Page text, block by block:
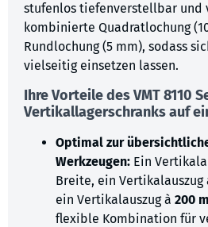
stufenlos tiefenverstellbar und
kombinierte Quadratlochung
Rundlochung (5 mm), sodass
vielseitig einsetzen lassen.
Ihre Vorteile des VMT 8110
Vertikallagerschranks auf
Optimal zur
Werkzeugen: Ein
Breite, ein Vertikalauszug
ein Vertikalauszug à 200
flexible Kombination für